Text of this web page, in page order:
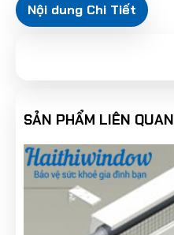
Nội dung Chi Tiết
SẢN PHẨM LIÊN QUAN